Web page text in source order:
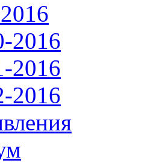
2016
2016
2016